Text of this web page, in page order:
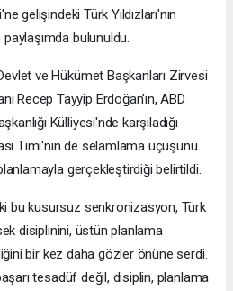
gelişindeki Türk Yıldızları'nın
bulunuldu.
ve Hükümet Başkanları Zirvesi
Recep Tayyip Erdoğan'ın, ABD
Külliyesi'nde karşıladığı
Timi'nin de selamlama uçuşunu
gerçekleştirdiği belirtildi.
bu kusursuz senkronizasyon, Türk
disiplinini, üstün planlama
bir kez daha gözler önüne serdi.
tesadüf değil, disiplin, planlama